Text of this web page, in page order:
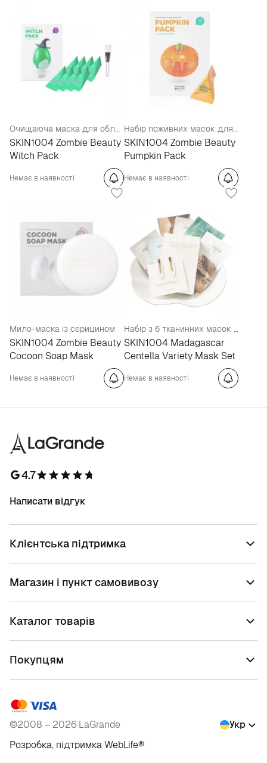
Очищаюча маска для обличчя із зеленим чаєм 8 х 15 г
SKIN1004 Zombie Beauty
Witch Pack
Немає в наявності
Набір поживних масок для обличчя
SKIN1004 Zombie Beauty
Pumpkin Pack
Немає в наявності
Мило-маска із серицином
SKIN1004 Zombie Beauty
Cocoon Soap Mask
Немає в наявності
Набір з 6 тканинних масок із затискачами для волосся
SKIN1004 Madagascar
Centella Variety Mask Set
Немає в наявності
4.7
Написати відгук
Клієнтська підтримка
Магазин і пункт самовивозу
Каталог товарів
Покупцям
©2008 – 2026 LaGrande
Укр
Розробка, підтримкаWebLife®